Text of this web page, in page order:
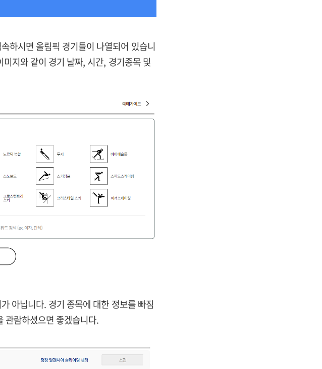
하시면 올림픽 경기들이 나열되어 있습니
지와 같이 경기 날짜, 시간, 경기종목 및
아닙니다. 경기 종목에 대한 정보를 빠짐
관람하셨으면 좋겠습니다.